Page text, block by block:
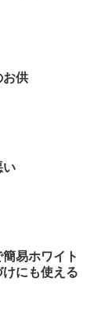
お供
い
易ホワイト
にも使える